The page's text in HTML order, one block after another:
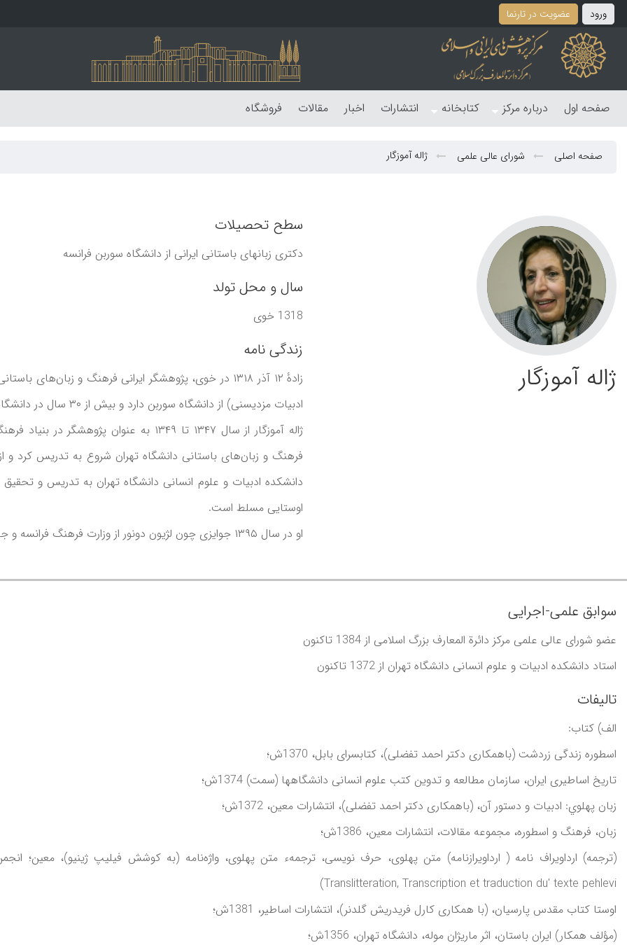
ورود عضویت در تارنما
صفحه اول درباره مرکز کتابخانه انتشارات اخبار مقالات فروشگاه
صفحه اصلی شورای عالی علمی ژاله آموزگار
ژاله آموزگار
سطح تحصیلات
دکتری زبانهای باستانی ايرانی از دانشگاه سوربن فرانسه
سال و محل تولد
1318 خوی
زندگی نامه
زادهٔ ۱۲ آذر ۱۳۱۸ در خوی، پژوهشگر ایرانی فرهنگ و
ادبیات مزدیسنی) از دانشگاه سوربن دارد و بیش از ۳۰ سال در دانشگاه تهران تدریس کرده‌است.
دانشکده ادبیات و علوم انسانی دانشگاه تهران به تدریس و
اوستایی مسلط است.
او در سال ۱۳۹۵ جوایزی چون لژیون دونور از وزارت فرهنگ فرانسه و جایزه سرو ایرانی (در زمینه میراث فرهنگی) را دریافت کرد.
سوابق علمی-اجرایی
عضو شورای عالی علمی مرکز دائرة المعارف بزرگ اسلامی از 1384 تاکنون
استاد دانشکده ادبيات و علوم انسانی دانشگاه تهران از 1372 تاکنون
تالیفات
الف) کتاب:
اسطوره زندگی زردشت (باهمکاری دکتر احمد تفضلی)، کتابسرای بابل، 1370ش؛
تاريخ اساطيری ايران، سازمان مطالعه و تدوين کتب علوم انسانی دانشگاهها (سمت) 1374ش؛
زبان پهلوي: ادبيات و دستور آن، (باهمکاری دکتر احمد تفضلی)، انتشارات معين، 1372ش؛
زبان، فرهنگ و اسطوره، مجموعه مقالات، انتشارات معين، 1386ش؛
Translitteration, Transcription et traduction du' texte pehlevi)
اوستا کتاب مقدس پارسيان، (با همکاری کارل فريدريش گلدنر)، انتشارات اساطير، 1381ش؛
(مؤلف همکار) ايران باستان، اثر ماريژان موله، دانشگاه تهران، 1356ش؛